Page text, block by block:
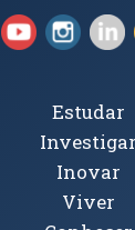
(abre em
(abre em nova
YouTube
Estudar
Investigar
Inovar
Viver